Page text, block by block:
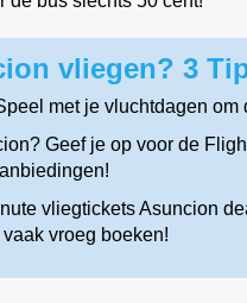
vliegen? 3
met je vluchtdagen
Geef je op voor de
vliegtickets Asuncion
vroeg boeken!